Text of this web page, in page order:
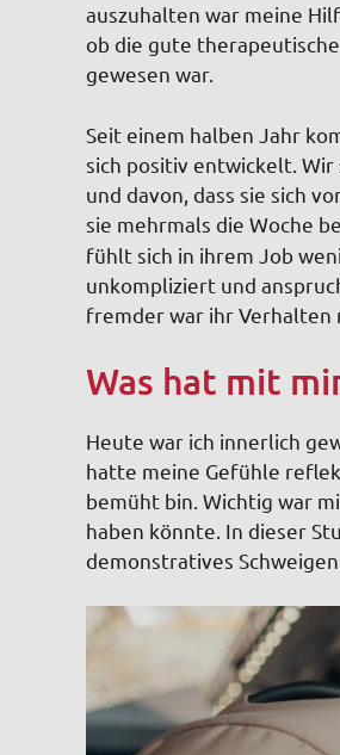
auszuhalten war meine
ob die gute
gewesen war.
Seit einem halben Jahr
sich positiv entwickelt.
und davon, dass sie sich
sie mehrmals die Woche
fühlt sich in ihrem Job
unkompliziert und
fremder war ihr Verhalten
Was hat mit
Heute war ich innerlich
hatte meine Gefühle
bemüht bin. Wichtig war
haben könnte. In dieser
demonstratives